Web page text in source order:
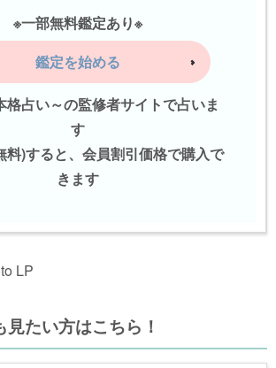
※一部無料鑑定あり※
鑑定を始める
格占い～の監修者サイトで占いま
す
料)すると、会員割引価格で購入で
きます
LP
たい方はこちら！